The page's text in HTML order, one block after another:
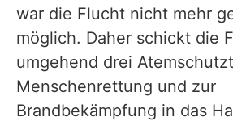
war die Flucht nicht mehr
möglich. Daher schickt die
umgehend drei
Menschenrettung und zur
Brandbekämpfung in das